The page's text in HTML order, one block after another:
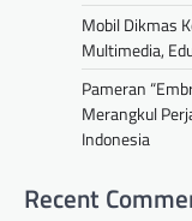
Mobil Dikmas
Multimedia,
Pameran
Merangkul
Indonesia
Recent